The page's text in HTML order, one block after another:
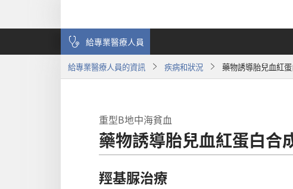
給專業醫療人員
給專業醫療人員的資訊 疾病和狀況 藥物誘導胎兒血紅
重型Β地中海貧血
藥物誘導胎兒血紅蛋白合
羥基脲治療